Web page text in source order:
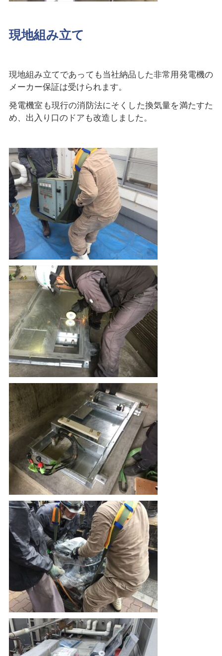
現地組み立て
現地組み立てであっても当社納品した非常用発電機の
メーカー保証は受けられます。
発電機室も現行の消防法にそくした換気量を満たすた
め、出入り口のドアも改造しました。